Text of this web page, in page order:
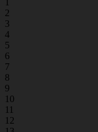
1
2
3
4
5
6
7
8
9
10
11
12